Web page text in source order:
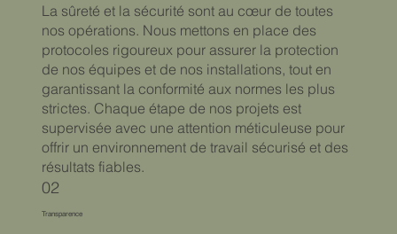
La sûreté et la sécurité sont au cœur de toutes
nos opérations. Nous mettons en place des
protocoles rigoureux pour assurer la protection
de nos équipes et de nos installations, tout en
garantissant la conformité aux normes les plus
strictes. Chaque étape de nos projets est
supervisée avec une attention méticuleuse pour
offrir un environnement de travail sécurisé et des
résultats fiables.
02
Transparence